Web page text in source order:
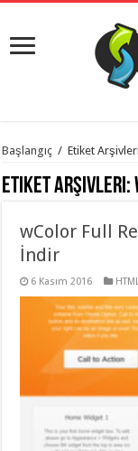
istanbul
evden
eve
organizasyon ,
gaziantep
evden
taşımacılık,
evden
taşımacılık,
evden
gaziantep
Başlangıç / Etiket
Etiket Arşivleri:
wColor Full
İndir
6 Kasım 2016